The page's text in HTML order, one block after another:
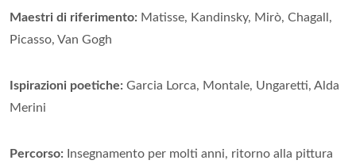
Maestri di riferimento: Matisse, Kandinsky, Mirò, Chagall,
Picasso, Van Gogh
Ispirazioni poetiche: Garcia Lorca, Montale, Ungaretti, Alda
Merini
Percorso: Insegnamento per molti anni, ritorno alla pittura